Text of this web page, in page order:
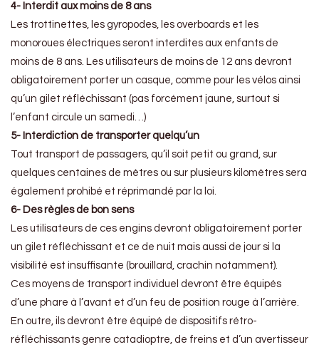
4- Interdit aux moins de 8 ans
Les trottinettes, les gyropodes, les overboards et les
monoroues électriques seront interdites aux enfants de
moins de 8 ans. Les utilisateurs de moins de 12 ans devront
obligatoirement porter un casque, comme pour les vélos ainsi
qu’un gilet réfléchissant (pas forcément jaune, surtout si
l’enfant circule un samedi…)
5- Interdiction de transporter quelqu’un
Tout transport de passagers, qu’il soit petit ou grand, sur
quelques centaines de mètres ou sur plusieurs kilomètres sera
également prohibé et réprimandé par la loi.
6- Des règles de bon sens
Les utilisateurs de ces engins devront obligatoirement porter
un gilet réfléchissant et ce de nuit mais aussi de jour si la
visibilité est insuffisante (brouillard, crachin notamment).
Ces moyens de transport individuel devront être équipés
d’une phare à l’avant et d’un feu de position rouge à l’arrière.
En outre, ils devront être équipé de dispositifs rétro-
réfléchissants genre catadioptre, de freins et d’un avertisseur